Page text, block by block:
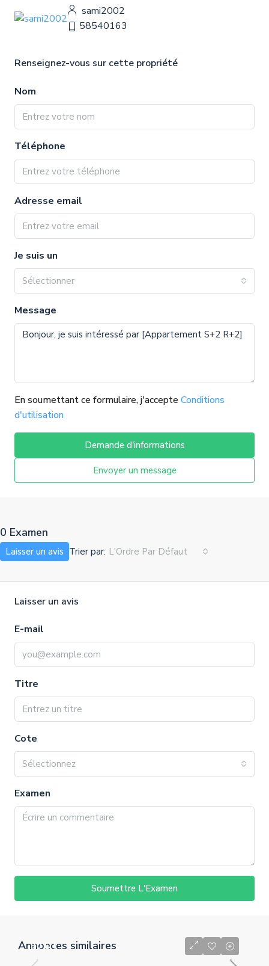
sami2002
58540163
Renseignez-vous sur cette propriété
Nom
Téléphone
Adresse email
Je suis un
Sélectionner
Message
En soumettant ce formulaire, j'accepteConditions
d'utilisation
Demande d'informations
Envoyer un message
0 Examen
Trier par: L'Ordre Par Défaut
Laisser un avis
Laisser un avis
E-mail
Titre
Cote
Sélectionnez
Examen
Soumettre L'Examen
Annonces similaires
90 DT